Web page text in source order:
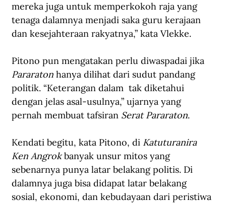
mereka juga untuk memperkokoh raja yang
tenaga dalamnya menjadi saka guru kerajaan
dan kesejahteraan rakyatnya,” kata Vlekke.
Pitono pun mengatakan perlu diwaspadai jika
Pararaton hanya dilihat dari sudut pandang
politik. “Keterangan dalam  tak diketahui
dengan jelas asal-usulnya,” ujarnya yang
pernah membuat tafsiran Serat Pararaton.
Kendati begitu, kata Pitono, di Katuturanira
Ken Angrok banyak unsur mitos yang
sebenarnya punya latar belakang politis. Di
dalamnya juga bisa didapat latar belakang
sosial, ekonomi, dan kebudayaan dari peristiwa